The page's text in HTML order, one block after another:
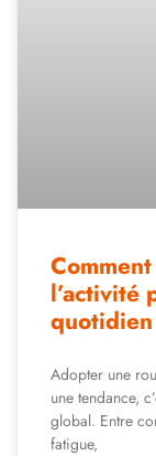
l’activité
quotidien
Adopter une
une tendance,
global. Entre
fatigue,